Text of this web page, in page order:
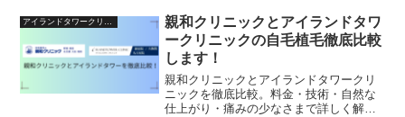
は是非読んでみてくださいね。
親和クリニックとアイランドタワ
ークリニックの自毛植毛徹底比較
します！
親和クリニックとアイランドタワークリ
ニックを徹底比較。料金・技術・自然な
仕上がり・痛みの少なさまで詳しく解